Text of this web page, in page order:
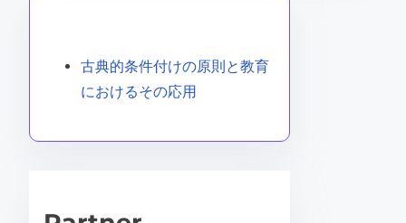
古典的条件付けの原則と教育
におけるその応用